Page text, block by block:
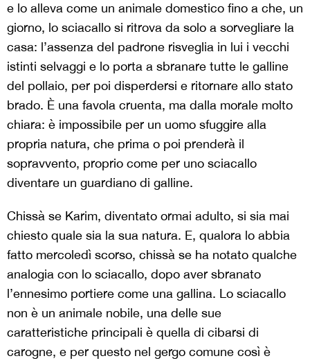
e lo alleva come un animale domestico fino a che, un
giorno, lo sciacallo si ritrova da solo a sorvegliare la
casa: l’assenza del padrone risveglia in lui i vecchi
istinti selvaggi e lo porta a sbranare tutte le galline
del pollaio, per poi disperdersi e ritornare allo stato
brado. È una favola cruenta, ma dalla morale molto
chiara: è impossibile per un uomo sfuggire alla
propria natura, che prima o poi prenderà il
sopravvento, proprio come per uno sciacallo
diventare un guardiano di galline.
Chissà se Karim, diventato ormai adulto, si sia mai
chiesto quale sia la sua natura. E, qualora lo abbia
fatto mercoledì scorso, chissà se ha notato qualche
analogia con lo sciacallo, dopo aver sbranato
l’ennesimo portiere come una gallina. Lo sciacallo
non è un animale nobile, una delle sue
caratteristiche principali è quella di cibarsi di
carogne, e per questo nel gergo comune così è